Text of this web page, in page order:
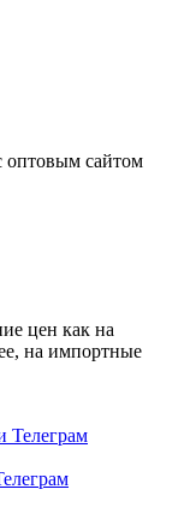
оптовым сайтом
цен как на
на импортные